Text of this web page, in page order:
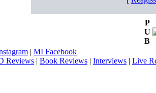
P
U
B
| MI Facebook
Reviews | Book Reviews | Interviews | Live